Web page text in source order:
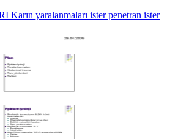
yaralanmaları ister penetran ister